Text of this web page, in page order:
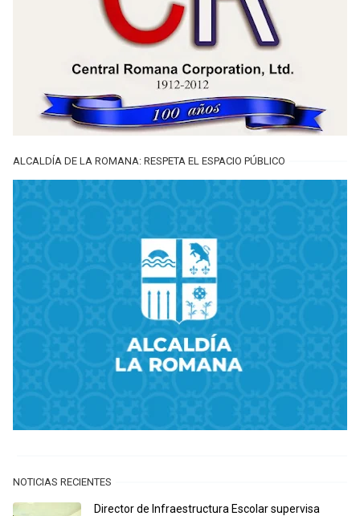
ALCALDÍA DE LA ROMANA: RESPETA EL ESPACIO PÚBLICO
NOTICIAS RECIENTES
Director de Infraestructura Escolar supervisa